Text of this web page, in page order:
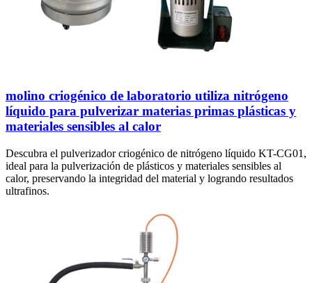
molino criogénico de laboratorio utiliza nitrógeno
líquido para pulverizar materias primas plásticas y
materiales sensibles al calor
Descubra el pulverizador criogénico de nitrógeno líquido KT-CG01,
ideal para la pulverización de plásticos y materiales sensibles al
calor, preservando la integridad del material y logrando resultados
ultrafinos.